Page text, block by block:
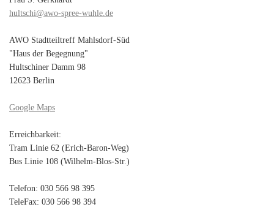
hultschi@awo-spree-wuhle.de
AWO Stadtteiltreff Mahlsdorf-Süd
"Haus der Begegnung"
Hultschiner Damm 98
12623 Berlin
Google Maps
Erreichbarkeit:
Tram Linie 62 (Erich-Baron-Weg)
Bus Linie 108 (Wilhelm-Blos-Str.)
Telefon: 030 566 98 395
TeleFax: 030 566 98 394